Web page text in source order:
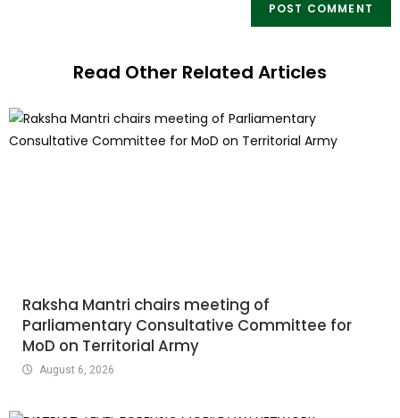
Read Other Related Articles
Raksha Mantri chairs meeting of
Parliamentary Consultative Committee for
MoD on Territorial Army
August 6, 2026